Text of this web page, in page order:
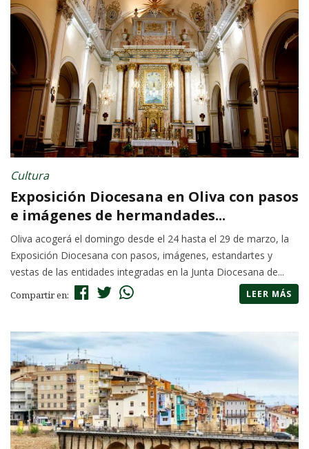
Cultura
Exposición Diocesana en Oliva con pasos
e imágenes de hermandades...
Oliva acogerá el domingo desde el 24 hasta el 29 de marzo, la
Exposición Diocesana con pasos, imágenes, estandartes y
vestas de las entidades integradas en la Junta Diocesana de...
Compartir en: LEER MÁS